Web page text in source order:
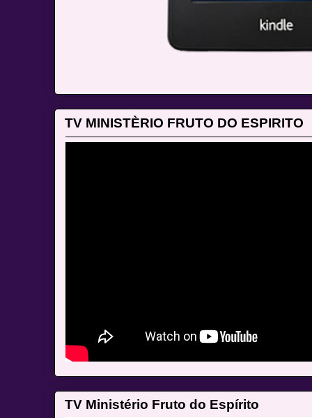
TV MINISTÈRIO FRUTO DO ESPIRITO
TV Ministério Fruto do Espírito